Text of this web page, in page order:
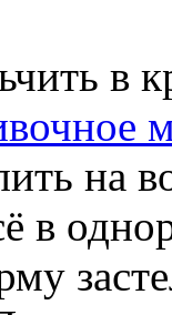
в
на
в